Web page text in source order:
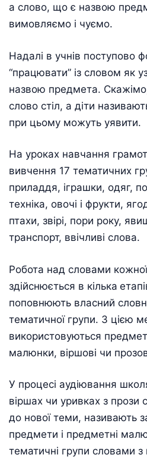
а слово, що є назвою
вимовляємо і чуємо.
Надалі в учнів поступово
“працювати” із словом як
назвою предмета.
слово стіл, а діти
при цьому можуть уявити.
На уроках навчання
вивчення 17 тематичних
приладдя, іграшки, одяг,
техніка, овочі і фрукти,
птахи, звірі, пори року,
транспорт, ввічливі слова.
Робота над словами
здійснюється в кілька
поповнюють власний
тематичної групи. З цією
використовуються
малюнки, віршові чи
У процесі аудіювання
віршах чи уривках з
до нової теми, називають
предмети і предметні
тематичні групи словами